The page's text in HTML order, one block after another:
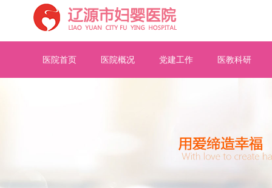
医院首页 医院概况 党建工作 医教科研